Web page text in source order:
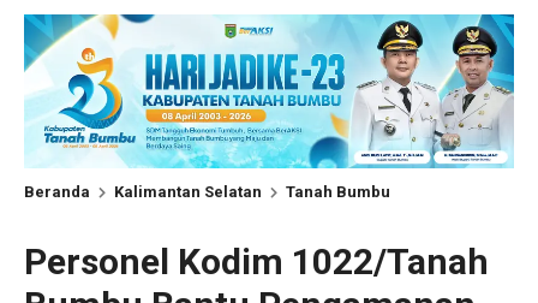
Beranda Kalimantan Selatan Tanah Bumbu
Personel Kodim 1022/Tanah